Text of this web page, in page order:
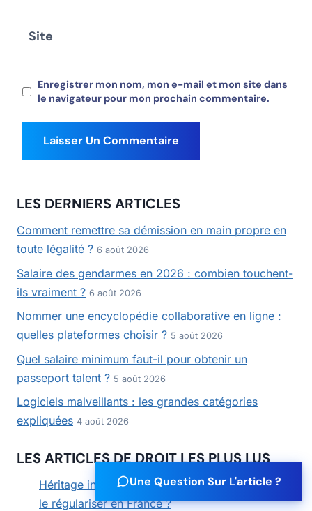
Site
Enregistrer mon nom, mon e-mail et mon site dans
le navigateur pour mon prochain commentaire.
LES DERNIERS ARTICLES
Comment remettre sa démission en main propre en
toute légalité ? 6 août 2026
Salaire des gendarmes en 2026 : combien touchent-
ils vraiment ? 6 août 2026
Nommer une encyclopédie collaborative en ligne :
quelles plateformes choisir ? 5 août 2026
Quel salaire minimum faut-il pour obtenir un
passeport talent ? 5 août 2026
Logiciels malveillants : les grandes catégories
expliquées 4 août 2026
LES ARTICLES DE DROIT LES PLUS LUS
Héritage international : quelles démarches pour
le régulariser en France ?
Une Question Sur L'article ?